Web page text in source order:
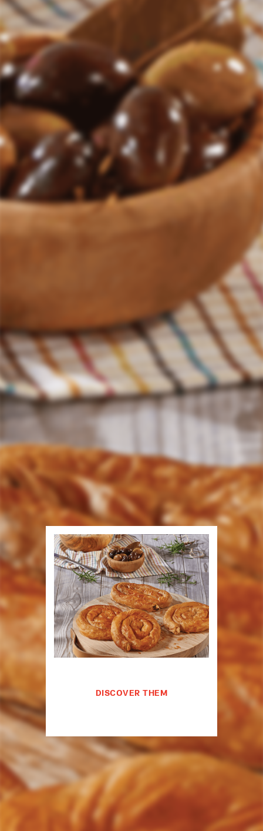
DISCOVER THEM